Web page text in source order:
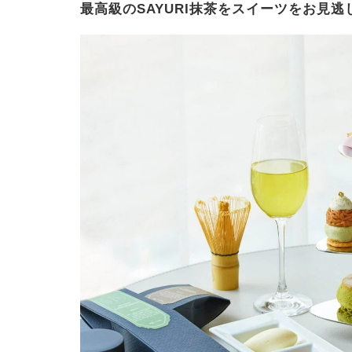
最高級のSAYURI抹茶をスイーツをお見逃